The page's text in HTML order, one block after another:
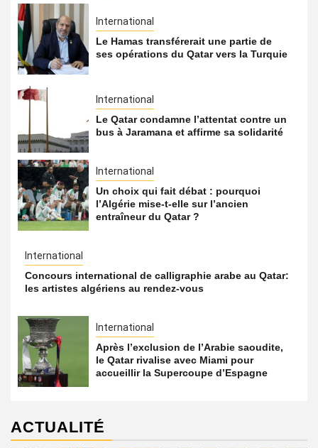
International
Le Hamas transférerait une partie de
ses opérations du Qatar vers la Turquie
International
Le Qatar condamne l’attentat contre un
bus à Jaramana et affirme sa solidarité
International
Un choix qui fait débat : pourquoi
l’Algérie mise-t-elle sur l’ancien
entraîneur du Qatar ?
International
Concours international de calligraphie arabe au Qatar:
les artistes algériens au rendez-vous
International
Après l’exclusion de l’Arabie saoudite,
le Qatar rivalise avec Miami pour
accueillir la Supercoupe d’Espagne
ACTUALITÉ